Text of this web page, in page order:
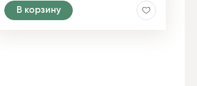
В корзину